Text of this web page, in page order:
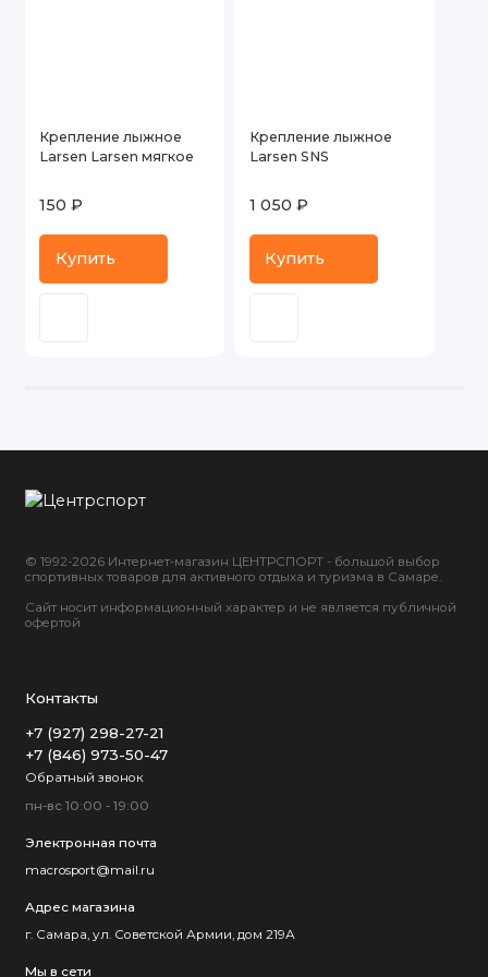
Крепление лыжное
Larsen Larsen мягкое
150 ₽
Купить
Крепление лыжное
Larsen SNS
1 050 ₽
Купить
© 1992-2026 Интернет-магазин ЦЕНТРСПОРТ - большой выбор
спортивных товаров для активного отдыха и туризма в Самаре.
Сайт носит информационный характер и не является публичной
офертой
Контакты
+7 (927) 298-27-21
+7 (846) 973-50-47
Обратный звонок
пн-вс 10:00 - 19:00
Электронная почта
macrosport@mail.ru
Адрес магазина
г. Самара, ул. Советской Армии, дом 219А
Мы в сети